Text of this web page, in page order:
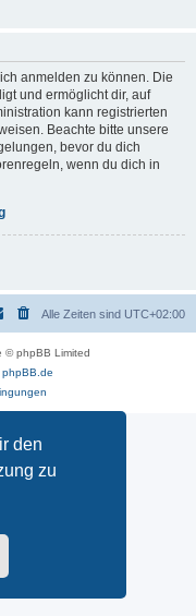
den
zu
anmelden zu können. Die
und ermöglicht dir, auf
kann registrierten
Beachte bitte unsere
bevor du dich
wenn du dich in
Alle Zeiten sind UTC+02:00
© phpBB Limited
phpBB.de